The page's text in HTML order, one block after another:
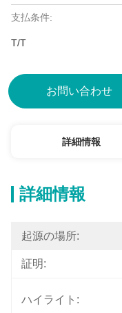
支払条件:
T/T
お問い合わせ
詳細情報
詳細情報
起源の場所:
証明:
ハイライト: